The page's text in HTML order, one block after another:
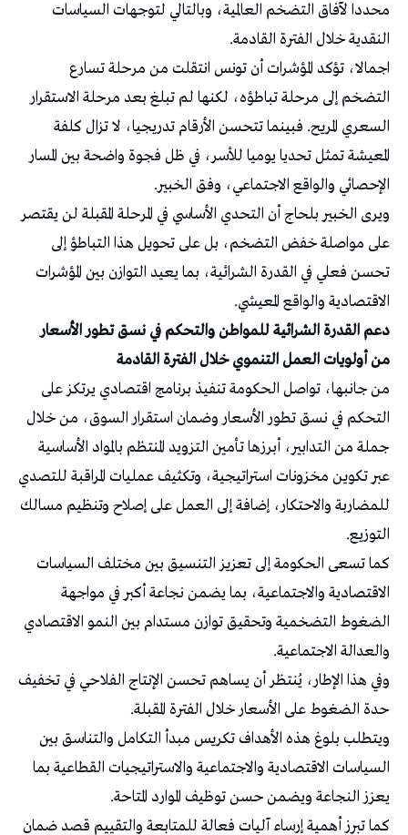
محددا لآفاق التضخم العالمية، وبالتالي لتوجهات السياسات
النقدية خلال الفترة القادمة.
اجمالا، تؤكد المؤشرات أن تونس انتقلت من مرحلة تسارع
التضخم إلى مرحلة تباطؤه، لكنها لم تبلغ بعد مرحلة الاستقرار
السعري المريح. فبينما تتحسن الأرقام تدريجيا، لا تزال كلفة
المعيشة تمثل تحديا يوميا للأسر، في ظل فجوة واضحة بين المسار
الإحصائي والواقع الاجتماعي، وفق الخبير.
ويرى الخبير بلحاج أن التحدي الأساسي في المرحلة المقبلة لن يقتصر
على مواصلة خفض التضخم، بل على تحويل هذا التباطؤ إلى
تحسن فعلي في القدرة الشرائية، بما يعيد التوازن بين المؤشرات
الاقتصادية والواقع المعيشي.
دعم القدرة الشرائية للمواطن والتحكم في نسق تطور الأسعار
من أولويات العمل التنموي خلال الفترة القادمة
من جانبها، تواصل الحكومة تنفيذ برنامج اقتصادي يرتكز على
التحكم في نسق تطور الأسعار وضمان استقرار السوق، من خلال
جملة من التدابير، أبرزها تأمين التزويد المنتظم بالمواد الأساسية
عبر تكوين مخزونات استراتيجية، وتكثيف عمليات المراقبة للتصدي
للمضاربة والاحتكار، إضافة إلى العمل على إصلاح وتنظيم مسالك
التوزيع.
كما تسعى الحكومة إلى تعزيز التنسيق بين مختلف السياسات
الاقتصادية والاجتماعية، بما يضمن نجاعة أكبر في مواجهة
الضغوط التضخمية وتحقيق توازن مستدام بين النمو الاقتصادي
والعدالة الاجتماعية.
وفي هذا الإطار، يُنتظر أن يساهم تحسن الإنتاج الفلاحي في تخفيف
حدة الضغوط على الأسعار خلال الفترة المقبلة.
ويتطلب بلوغ هذه الأهداف تكريس مبدأ التكامل والتناسق بين
السياسات الاقتصادية والاجتماعية والاستراتيجيات القطاعية بما
يعزز النجاعة ويضمن حسن توظيف الموارد المتاحة.
كما تبرز أهمية إرساء آليات فعالة للمتابعة والتقييم قصد ضمان